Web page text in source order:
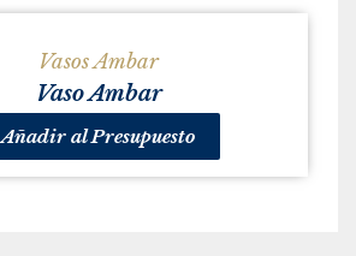
Vasos Ambar
Vaso Ambar
Añadir al Presupuesto